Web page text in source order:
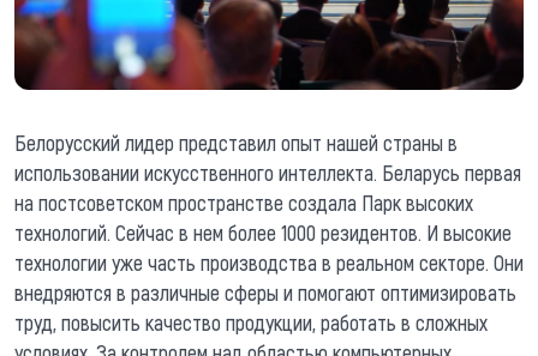
Белорусский лидер представил опыт нашей страны в
использовании искусственного интеллекта. Беларусь первая
на постсоветском пространстве создала Парк высоких
технологий. Сейчас в нем более 1000 резидентов. И высокие
технологии уже часть производства в реальном секторе. Они
внедряются в различные сферы и помогают оптимизировать
труд, повысить качество продукции, работать в сложных